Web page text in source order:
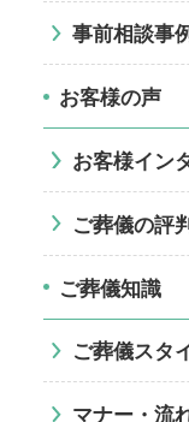
事前相談事
お客様の声
お客様イン
ご葬儀の評
ご葬儀知識
ご葬儀スタ
マナー・流